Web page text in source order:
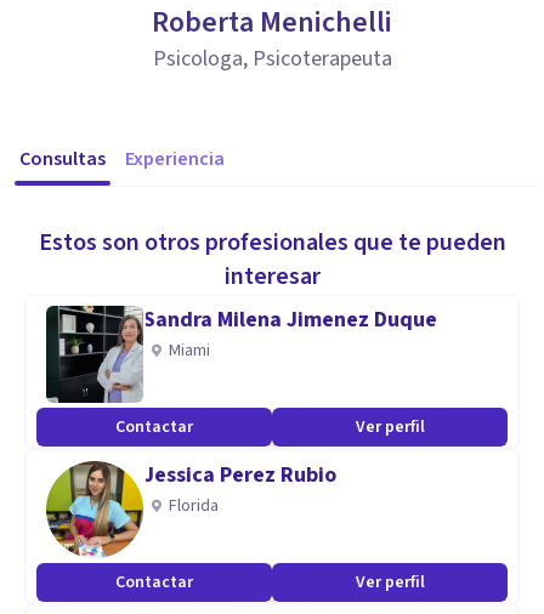
Roberta Menichelli
Psicologa, Psicoterapeuta
Consultas Experiencia
Estos son otros profesionales que te pueden
interesar
Sandra Milena Jimenez Duque
Miami
Contactar Ver perfil
Jessica Perez Rubio
Florida
Contactar Ver perfil